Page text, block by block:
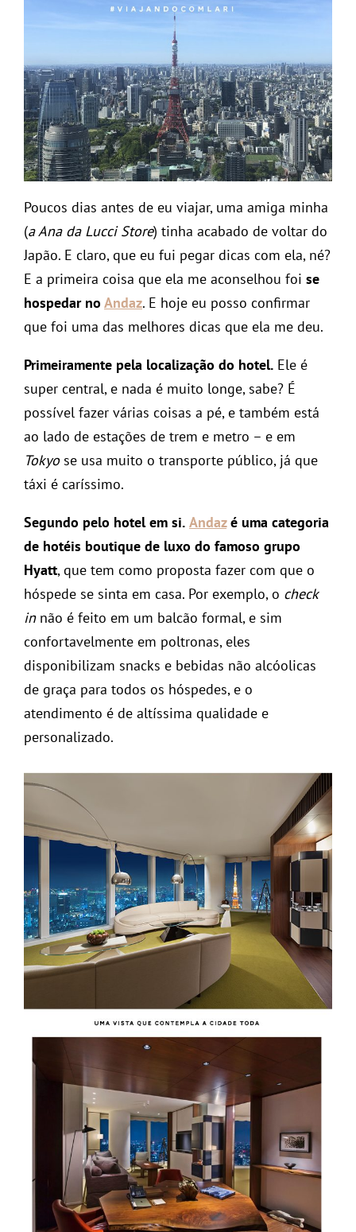
Poucos dias antes de eu viajar, uma amiga minha
(a Ana da Lucci Store) tinha acabado de voltar do
Japão. E claro, que eu fui pegar dicas com ela, né?
E a primeira coisa que ela me aconselhou foi se
hospedar no Andaz. E hoje eu posso confirmar
que foi uma das melhores dicas que ela me deu.
Primeiramente pela localização do hotel. Ele é
super central, e nada é muito longe, sabe? É
possível fazer várias coisas a pé, e também está
ao lado de estações de trem e metro – e em
Tokyose usa muito o transporte público, já que
táxi é caríssimo.
Segundo pelo hotel em si. Andazé uma categoria
de hotéis boutique de luxo do famoso grupo
Hyatt, que tem como proposta fazer com que o
hóspede se sinta em casa. Por exemplo, o check
innão é feito em um balcão formal, e sim
confortavelmente em poltronas, eles
disponibilizam snacks e bebidas não alcóolicas
de graça para todos os hóspedes, e o
atendimento é de altíssima qualidade e
personalizado.